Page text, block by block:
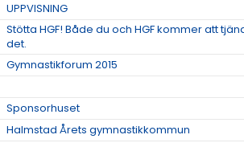
UPPVISNING
Stötta HGF! Både du och HGF kommer att
det.
Gymnastikforum 2015
Sponsorhuset
Halmstad Årets gymnastikkommun